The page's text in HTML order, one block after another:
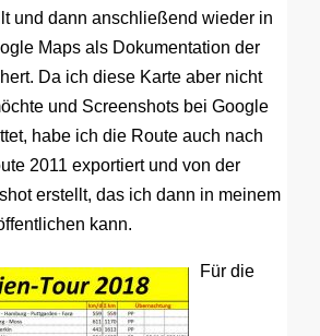
und dann anschließend wieder in
Maps als Dokumentation der
Da ich diese Karte aber nicht
und Screenshots bei Google
habe ich die Route auch nach
2011 exportiert und von der
erstellt, das ich dann in meinem
kann.
Für die